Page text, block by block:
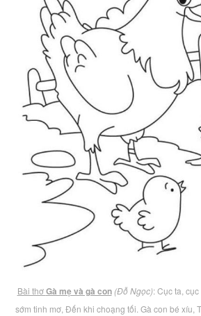
Bài thơGà mẹ và gà con (Đỗ Ngọc): Cục ta,
sớm tinh mơ, Đến khi choạng tối. Gà con bé xíu,